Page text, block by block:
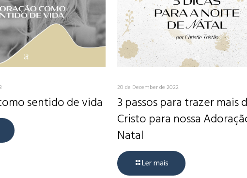
sentido de vida
20 de December de 2022
3 passos para trazer mais
Cristo para nossa
Natal
Ler mais